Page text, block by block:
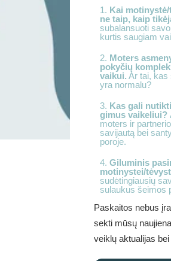
1. Kai
ne taip, kaip
subalansuoti
kurtis saugiam
2. Moters
pokyčių
vaikui. Ar tai, kas
yra normalu?
3. Kas gali
gimus vaikeliui?
moters ir
savijautą bei
poroje.
4.Giluminis
motinystei/
sudėtingiausių
sulaukus šeimos
Paskaitos nebus
sekti mūsų
veiklų aktualijas